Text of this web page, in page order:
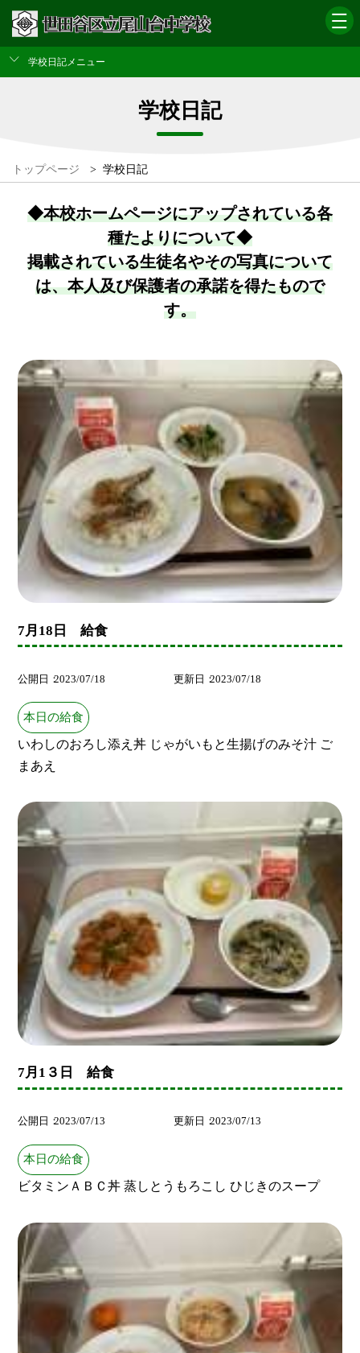
学校日記メニュー
学校日記
トップページ > 学校日記
◆本校ホームページにアップされている各
種たよりについて◆
掲載されている生徒名やその写真について
は、本人及び保護者の承諾を得たもので
す。
7月18日 給食
公開日 2023/07/18 更新日 2023/07/18
本日の給食
いわしのおろし添え丼 じゃがいもと生揚げのみそ汁 ご
まあえ
7月1３日 給食
公開日 2023/07/13 更新日 2023/07/13
本日の給食
ビタミンＡＢＣ丼 蒸しとうもろこし ひじきのスープ